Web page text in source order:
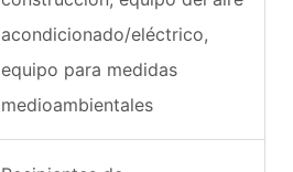
acondicionado/eléctrico,
equipo para medidas
medioambientales